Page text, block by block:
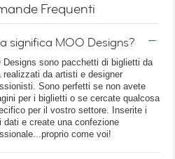
Frequenti
significa MOO Designs?
Designs sono pacchetti di biglietti da
realizzati da artisti e designer
Sono perfetti se non avete
per i biglietti o se cercate qualcosa
per il vostro settore. Inserite i
dati e create una confezione
come voi!